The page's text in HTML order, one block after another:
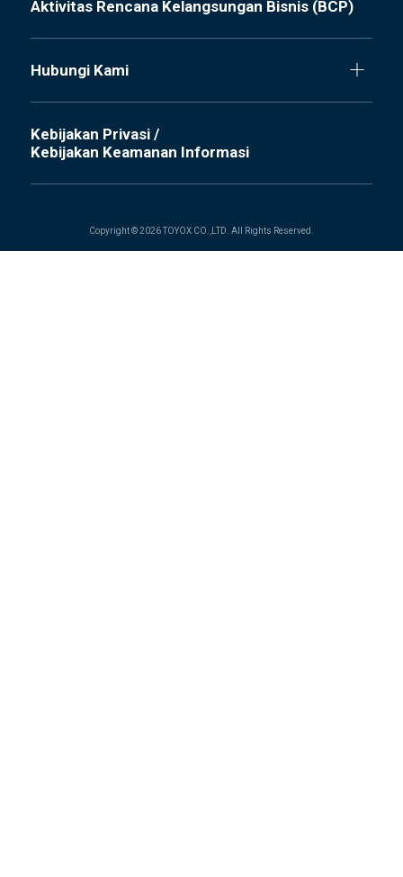
Aktivitas Rencana Kelangsungan Bisnis (BCP)
Hubungi Kami
Kebijakan Privasi /
Kebijakan Keamanan Informasi
Copyright © 2026 TOYOX CO.,LTD. All Rights Reserved.